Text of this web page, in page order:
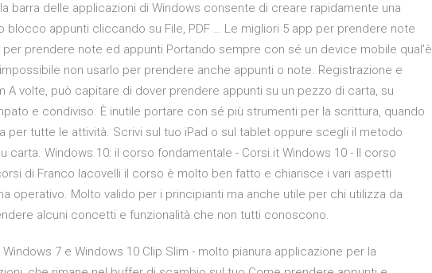
barra delle applicazioni di Windows consente di creare rapidamente una
blocco appunti cliccando su File, PDF … Le migliori 5 app per prendere note
prendere note ed appunti Portando sempre con sé un device mobile qual'è
non usarlo per prendere anche appunti o note. Registrazione e
A volte, può capitare di dover prendere appunti su un pezzo di carta, su
e condiviso. È inutile portare con sé più strumenti per la scrittura, quando
per tutte le attività. Scrivi sul tuo iPad o sul tablet oppure scegli il metodo
carta. Windows 10: il corso fondamentale - Corsi.it Windows 10 - Il corso
di Franco Iacovelli il corso è molto ben fatto e chiarisce i vari aspetti
operativo. Molto valido per i principianti ma anche utile per chi utilizza da
alcuni concetti e funzionalità che non tutti conoscono.
7 e Windows 10 Clip Slim - molto pianura applicazione per la